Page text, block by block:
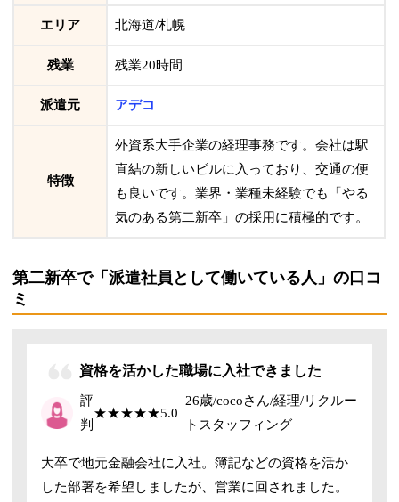
エリア 北海道/札幌
残業 残業20時間
派遣元 アデコ
特徴
外資系大手企業の経理事務です。会社は駅
直結の新しいビルに入っており、交通の便
も良いです。業界・業種未経験でも「やる
気のある第二新卒」の採用に積極的です。
第二新卒で「派遣社員として働いている人」の口コ
ミ
資格を活かした職場に入社できました
評
判
★★★★★5.0
26歳/cocoさん/経理/リクルー
トスタッフィング
大卒で地元金融会社に入社。簿記などの資格を活か
した部署を希望しましたが、営業に回されました。